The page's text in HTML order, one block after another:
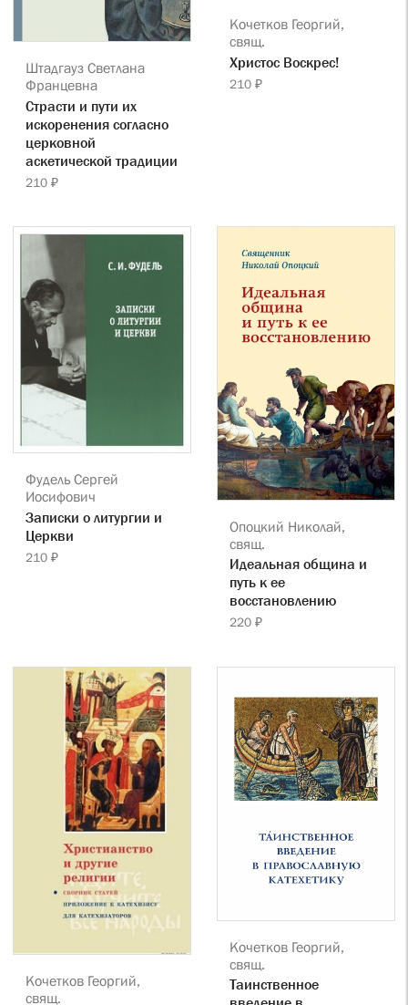
Штадгауз Светлана
Францевна
Страсти и пути их
искоренения согласно
церковной
аскетической традиции
210 ₽
Кочетков Георгий,
свящ.
Христос Воскрес!
210 ₽
Фудель Сергей
Иосифович
Записки о литургии и
Церкви
210 ₽
Опоцкий Николай,
свящ.
Идеальная община и
путь к ее
восстановлению
220 ₽
Кочетков Георгий,
свящ.
Кочетков Георгий,
свящ.
Таинственное